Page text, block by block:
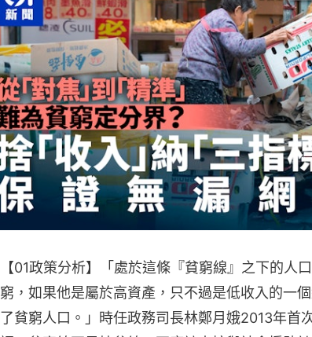
【01政策分析】「處於這條『貧窮線』之下的人
窮，如果他是屬於高資產，只不過是低收入的一
了貧窮人口。」時任政務司長林鄭月娥2013年首